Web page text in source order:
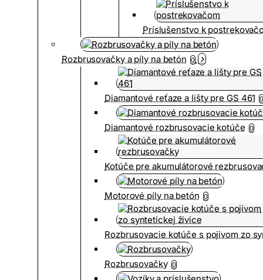
Príslušenstvo k
Rozbrusovačky a píly na betón 0
Diamantové reťaze a lišty pre GS 461
Diamantové rozbrusovacie kotúče 0
Kotúče pre akumulátorové
Motorové píly na betón 0
Rozbrusovacie kotúče s pojivom zo
Rozbrusovačky 0